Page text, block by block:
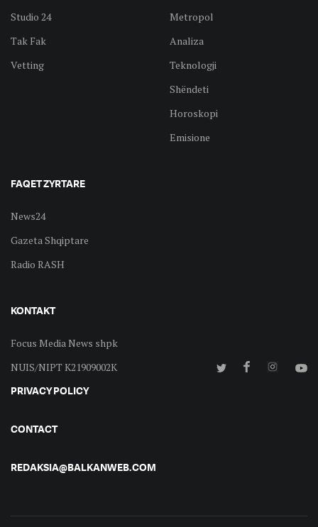
Studio 24
Tak Fak
Vetting
Metropol
Analiza
Teknologji
Shëndeti
Horoskopi
Emisione
FAQET ZYRTARE
News24
Gazeta Shqiptare
Radio RASH
KONTAKT
Focus Media News shpk
NUIS/NIPT K21909002K
PRIVACY POLICY
CONTACT
REDAKSIA@BALKANWEB.COM